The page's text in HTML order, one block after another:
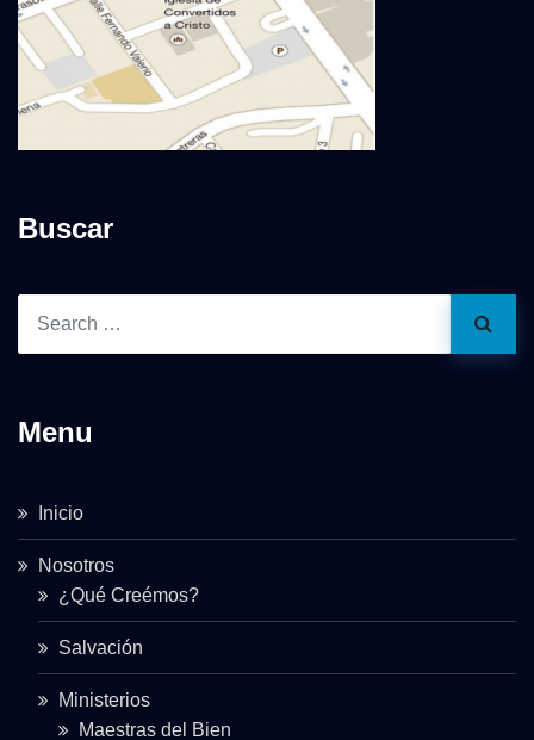
Buscar
Menu
Inicio
Nosotros
¿Qué Creémos?
Salvación
Ministerios
Maestras del Bien